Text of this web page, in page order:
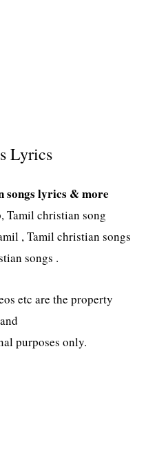
Lyrics
songs lyrics & more
Tamil christian song
, Tamil christian songs
songs .
etc are the property
purposes only.